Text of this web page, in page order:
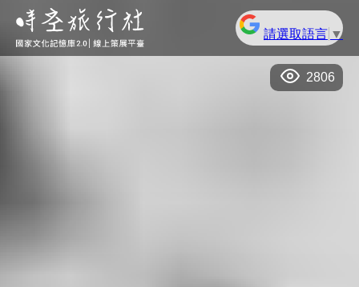
請選取語言 ▼
2806